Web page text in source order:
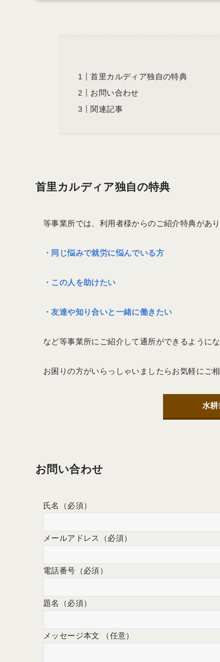
首里カルディア独自の特典
お問い合わせ
関連記事
首里カルディア独自の特典
等事業所では、利用者様からのご紹介特典があ
・同じ悩みで就労に悩んでいる方
・この人を助けたい
・友達や知り合いと一緒に働きたい
など等事業所にご紹介して通所ができるように
お困りの方がいらっしゃいましたらお気軽にご
水
お問い合わせ
氏名 （必須）
メールアドレス （必須）
電話番号 （必須）
題名 （必須）
メッセージ本文 （任意）